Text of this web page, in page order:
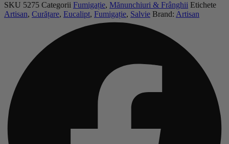
Salvie
&
SKU 5275 Categorii Fumigație, Mănunchiuri & Frânghii Etichete
Artisan, Curățare, Eucalipt, Fumigație, Salvie Brand: Artisan